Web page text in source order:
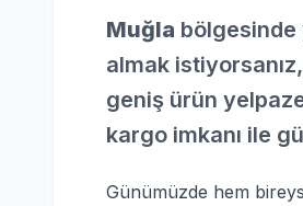
Muğla bölgesinde
almak
geniş ürün
kargo imkanı ile
Günümüzde hem